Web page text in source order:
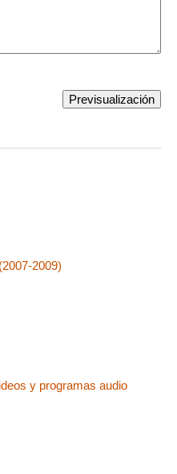
2009)
y programas audio